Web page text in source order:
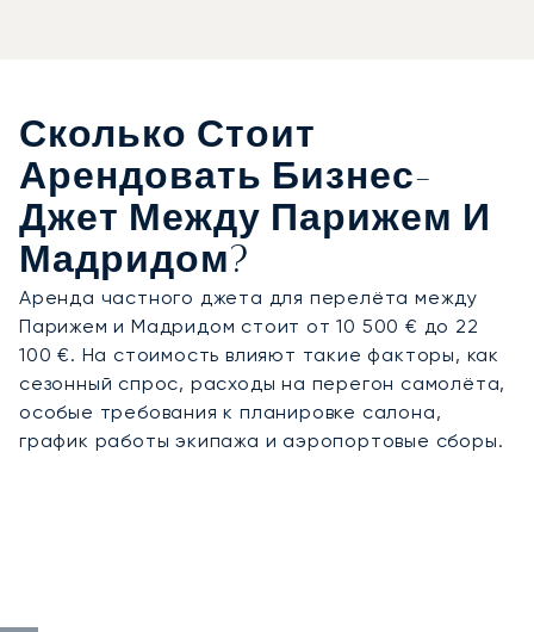
Сколько Стоит
Арендовать Бизнес-
Джет Между Парижем И
Мадридом?
Аренда частного джета для перелёта между
Парижем и Мадридом стоит от 10 500 € до 22
100 €. На стоимость влияют такие факторы, как
сезонный спрос, расходы на перегон самолёта,
особые требования к планировке салона,
график работы экипажа и аэропортовые сборы.